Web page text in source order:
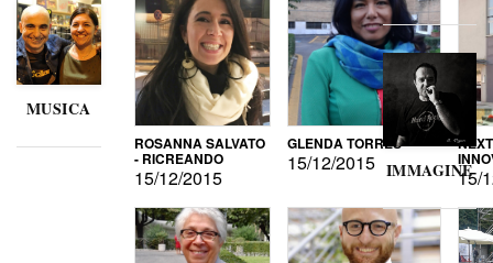
MUSICA
ROSANNA SALVATO
- RICREANDO
15/12/2015
GLENDA TORRES
15/12/2015
15/
IMMAGINE